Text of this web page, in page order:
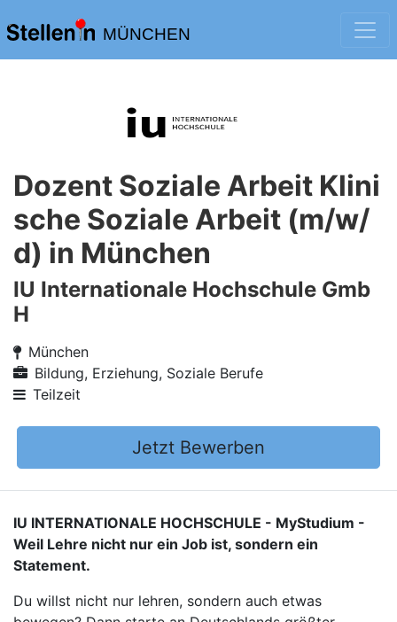
MÜNCHEN
Dozent Soziale Arbeit Klini
sche Soziale Arbeit (m/w/
d) in München
IU Internationale Hochschule Gmb
H
München
Bildung, Erziehung, Soziale Berufe
Teilzeit
Jetzt Bewerben
IU INTERNATIONALE HOCHSCHULE - MyStudium -
Weil Lehre nicht nur ein Job ist, sondern ein
Statement.
Du willst nicht nur lehren, sondern auch etwas